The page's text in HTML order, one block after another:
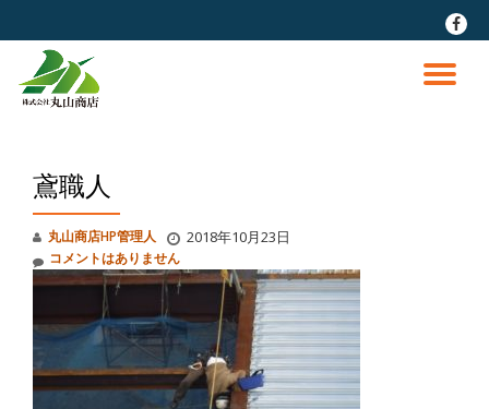
fa-
ナ
鳶職人
丸山商店HP管理人 2018年10月23日
コメントはありません